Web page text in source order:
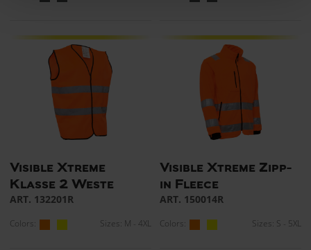
Visible Xtreme
Klasse 2 Weste
ART. 132201R
Colors: Sizes: M - 4XL
Visible Xtreme Zipp-
in Fleece
ART. 150014R
Colors: Sizes: S - 5XL